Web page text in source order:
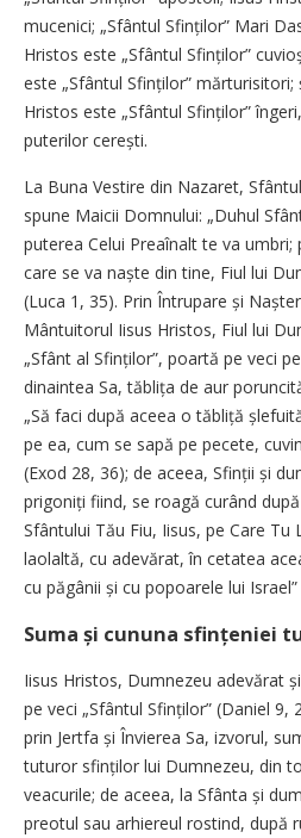
mucenici; „Sfântul Sfinților” Mari
Hristos este „Sfântul Sfinților”
este „Sfântul Sfinților”
Hristos este „Sfântul Sfinților”
puterilor cerești.
La Buna Vestire din Nazaret,
spune Maicii Domnului: „Duhul
puterea Celui Preaînalt te va umbri;
care se va naște din tine, Fiul lui
(Luca 1, 35). Prin Întrupare și
Mântuitorul Iisus Hristos, Fiul lui
„Sfânt al Sfinților”, poartă pe veci
dinaintea Sa, tăblița de aur
„Să faci după aceea o tăbliță
pe ea, cum se sapă pe pecete,
(Exod 28, 36); de aceea, Sfinții și
prigoniți fiind, se roagă curând
Sfântului Tău Fiu, Iisus, pe Care Tu
laolaltă, cu adevărat, în cetatea
cu păgânii și cu popoarele lui
Suma și cununa sfințeniei
Iisus Hristos, Dumnezeu adevărat
pe veci „Sfântul Sfinților” (Daniel 9,
prin Jertfa și Învierea Sa, izvorul,
tuturor sfinților lui Dumnezeu, din
veacurile; de aceea, la Sfânta și
preotul sau arhiereul rostind, după